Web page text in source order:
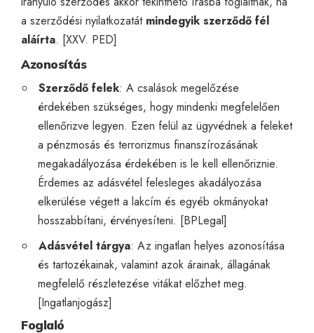
a szerződési nyilatkozatát mindegyik szerződő fél
aláírta. [XXV. PED]
Azonosítás
Szerződő felek: A csalások megelőzése
érdekében szükséges, hogy mindenki megfelelően
ellenőrizve legyen. Ezen felül az ügyvédnek a feleket
a pénzmosás és terrorizmus finanszírozásának
megakadályozása érdekében is le kell ellenőriznie.
Érdemes az adásvétel felesleges akadályozása
elkerülése végett a lakcím és egyéb okmányokat
hosszabbítani, érvényesíteni. [BPLegal]
Adásvétel tárgya: Az ingatlan helyes azonosítása
és tartozékainak, valamint azok árainak, állagának
megfelelő részletezése vitákat előzhet meg.
[Ingatlanjogász]
Foglaló